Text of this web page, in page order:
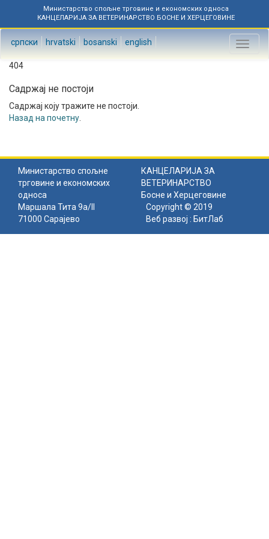
Министарство спољне трговине и економских односа
КАНЦЕЛАРИЈА ЗА ВЕТЕРИНАРСТВО БОСНЕ И ХЕРЦЕГОВИНЕ
српски hrvatski bosanski english
Toggle
404
Садржај не постоји
Садржај коју тражите не постоји.
Назад на почетну
Министарство спољне
трговине и економских
односа
КАНЦЕЛАРИЈА ЗА
ВЕТЕРИНАРСТВО
Босне и Херцеговине
Маршала Тита 9а/II
71000 Сарајево
Copyright © 2019
Веб развој : БитЛаб